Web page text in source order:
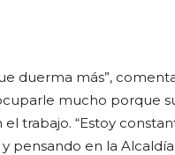
duerma más”,
mucho porque
el trabajo. “Estoy
pensando en la